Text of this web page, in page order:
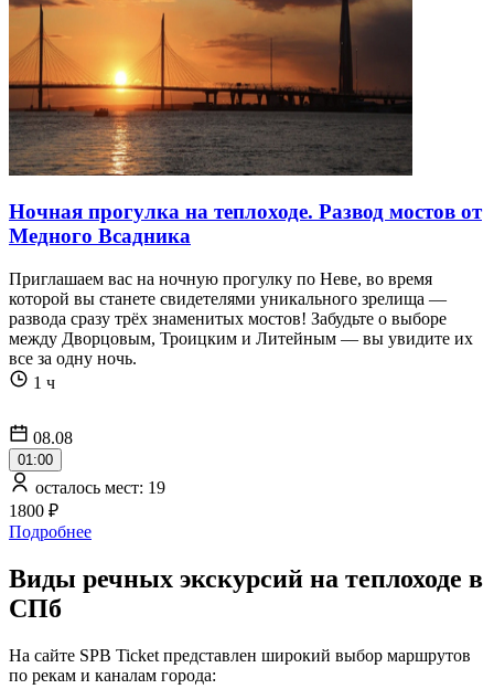
Ночная прогулка на теплоходе. Развод мостов от
Медного Всадника
Приглашаем вас на ночную прогулку по Неве, во время
которой вы станете свидетелями уникального зрелища —
развода сразу трёх знаменитых мостов! Забудьте о выборе
между Дворцовым, Троицким и Литейным — вы увидите их
все за одну ночь.
1 ч
08.08
01:00
осталось мест: 19
1800 ₽
Подробнее
Виды речных экскурсий на теплоходе в
СПб
На сайте SPB Ticket представлен широкий выбор маршрутов
по рекам и каналам города: